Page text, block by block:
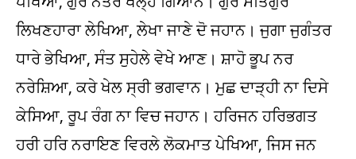
ਲਿਖਣਹਾਰਾ ਲੇਖਿਆ, ਲੇਖਾ ਜਾਣੇ ਦੋ ਜਹਾਨ। ਜੁਗਾ ਜੁਗੰਤਰ
ਧਾਰੇ ਭੇਖਿਆ, ਸੰਤ ਸੁਹੇਲੇ ਵੇਖੇ ਆਣ। ਸ਼ਾਹੋ ਭੂਪ ਨਰ
ਨਰੇਸ਼ਿਆ, ਕਰੇ ਖੇਲ ਸ੍ਰੀ ਭਗਵਾਨ। ਮੁਛ ਦਾੜ੍ਹੀ ਨਾ ਦਿਸੇ
ਕੇਸਿਆ, ਰੂਪ ਰੰਗ ਨਾ ਵਿਚ ਜਹਾਨ। ਹਰਿਜਨ ਹਰਿਭਗਤ
ਹਰੀ ਹਰਿ ਨਰਾਇਣ ਵਿਰਲੇ ਲੋਕਮਾਤ ਪੇਖਿਆ, ਜਿਸ ਜਨ